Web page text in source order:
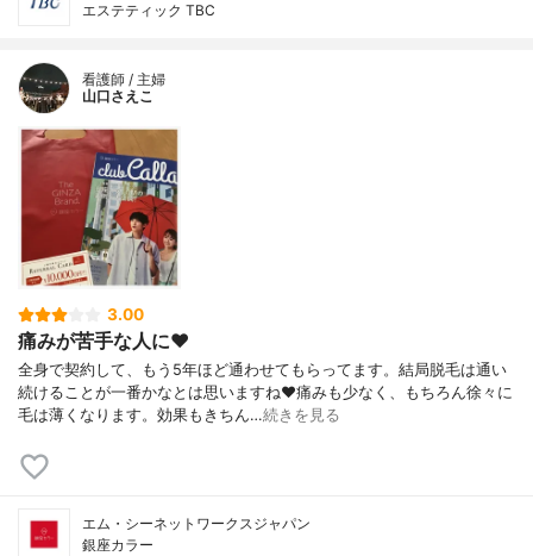
エステティック TBC
看護師 / 主婦
山口さえこ
3.00
痛みが苦手な人に❤️
全身で契約して、もう5年ほど通わせてもらってます。結局脱毛は通い
続けることが一番かなとは思いますね❤️痛みも少なく、もちろん徐々に
毛は薄くなります。効果もきちん…続きを見る
エム・シーネットワークスジャパン
銀座カラー